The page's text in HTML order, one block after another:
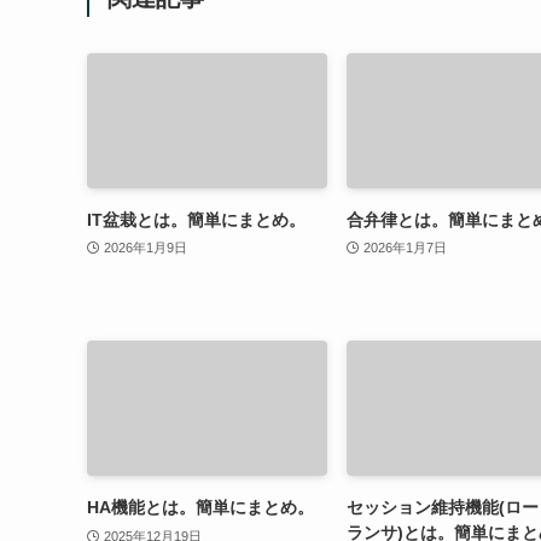
IT盆栽とは。簡単にまとめ。
2026年1月9日
合弁律とは。簡単にまと
2026年1月7日
HA機能とは。簡単にまとめ。
2025年12月19日
セッション維持機能(ロ
ランサ)とは。簡単にま